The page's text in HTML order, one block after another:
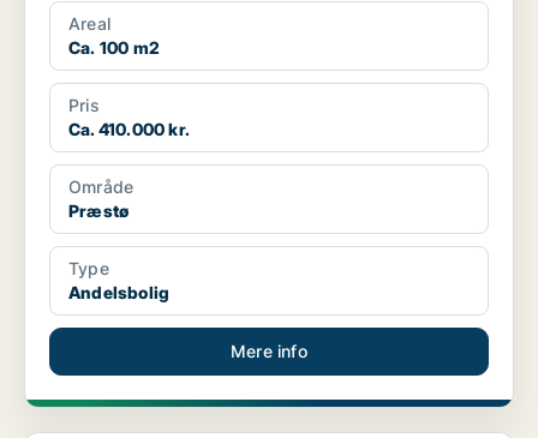
Areal
Ca. 100 m2
Pris
Ca. 410.000 kr.
Område
Præstø
Type
Andelsbolig
Mere info